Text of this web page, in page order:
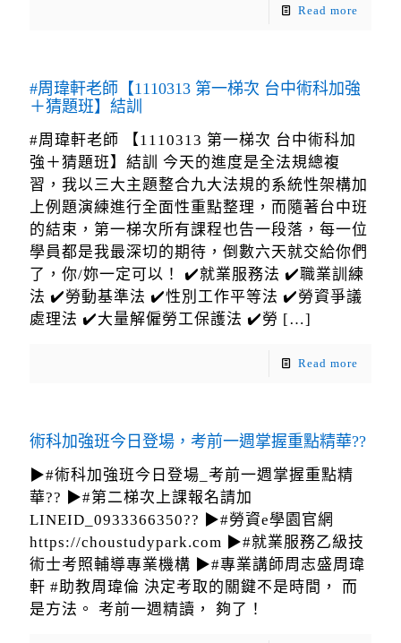
Read more
#周瑋軒老師【1110313 第一梯次 台中術科加強
＋猜題班】結訓
#周瑋軒老師 【1110313 第一梯次 台中術科加
強＋猜題班】結訓 今天的進度是全法規總複
習，我以三大主題整合九大法規的系統性架構加
上例題演練進行全面性重點整理，而隨著台中班
的結束，第一梯次所有課程也告一段落，每一位
學員都是我最深切的期待，倒數六天就交給你們
了，你/妳一定可以！ ✔️就業服務法 ✔️職業訓練
法 ✔️勞動基準法 ✔️性別工作平等法 ✔️勞資爭議
處理法 ✔️大量解僱勞工保護法 ✔️勞 […]
Read more
術科加強班今日登場，考前一週掌握重點精華??
▶#術科加強班今日登場_考前一週掌握重點精
華?? ▶#第二梯次上課報名請加
LINEID_0933366350?? ▶#勞資e學園官網
https://choustudypark.com ▶#就業服務乙級技
術士考照輔導專業機構 ▶#專業講師周志盛周瑋
軒 #助教周瑋倫 決定考取的關鍵不是時間， 而
是方法。 考前一週精讀， 夠了！